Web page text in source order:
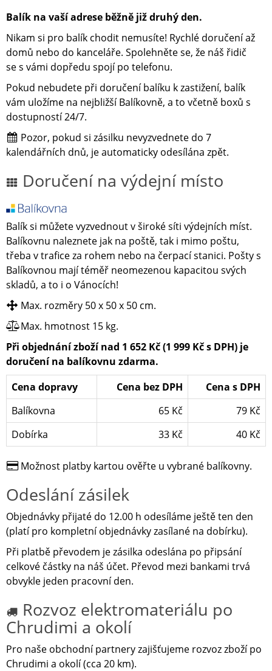
Balík na vaší adrese běžně již druhý den.
Nikam si pro balík chodit nemusíte! Rychlé doručení až
domů nebo do kanceláře. Spolehněte se, že náš řidič
se s vámi dopředu spojí po telefonu.
Pokud nebudete při doručení balíku k zastižení, balík
vám uložíme na nejbližší Balíkovně, a to včetně boxů s
dostupností 24/7.
Pozor, pokud si zásilku nevyzvednete do 7
kalendářních dnů, je automaticky odesílána zpět.
Doručení na výdejní místo
Balík si můžete vyzvednout v široké síti výdejních míst.
Balíkovnu naleznete jak na poště, tak i mimo poštu,
třeba v trafice za rohem nebo na čerpací stanici. Pošty s
Balíkovnou mají téměř neomezenou kapacitou svých
skladů, a to i o Vánocích!
Max. rozměry 50 x 50 x 50 cm.
Max. hmotnost 15 kg.
Při objednání zboží nad 1 652 Kč (1 999 Kč s DPH) je
doručení na balíkovnu zdarma.
Cena dopravy
Cena bez DPH
Cena s DPH
Balíkovna
65 Kč
79 Kč
Dobírka
33 Kč 40 Kč
Možnost platby kartou ověřte u vybrané balíkovny.
Odeslání zásilek
Objednávky přijaté do 12.00 h odesíláme ještě ten den
(platí pro kompletní objednávky zasílané na dobírku).
Při platbě převodem je zásilka odeslána po připsání
celkové částky na náš účet. Převod mezi bankami trvá
obvykle jeden pracovní den.
Rozvoz elektromateriálu po
Chrudimi a okolí
Pro naše obchodní partnery zajišťujeme rozvoz zboží po
Chrudimi a okolí (cca 20 km).